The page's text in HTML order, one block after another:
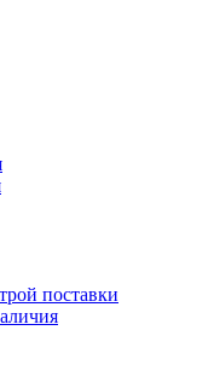
поставки